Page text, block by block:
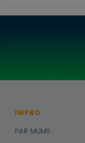
IMPRO
PAR MUMS